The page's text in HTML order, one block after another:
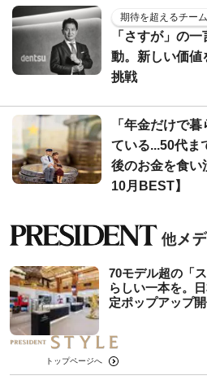
期待を超えるチー
「さすが」の
動。新しい価値
挑戦
「年金だけで
ている...50代ま
後のお金を食い
10月BEST】
70モデル超の「
らしい一本を。
定ポップアップ
トップページへ